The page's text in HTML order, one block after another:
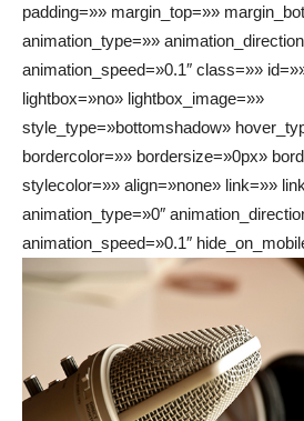
padding=»» margin_top=»»
animation_type=»»
animation_speed=»0.1″ class=»»
lightbox=»no» lightbox_image=»»
style_type=»bottomshadow»
bordercolor=»» bordersize=»0px»
stylecolor=»» align=»none» link=»»
animation_type=»0″
animation_speed=»0.1″